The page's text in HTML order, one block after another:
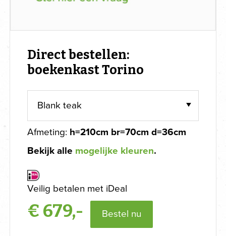
Direct bestellen:
boekenkast Torino
Afmeting: h=210cm br=70cm d=36cm
Bekijk alle mogelijke kleuren.
Veilig betalen met iDeal
€ 679,- Bestel nu